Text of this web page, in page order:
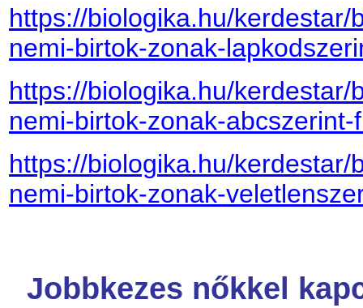
https://biologika.hu/
nemi-birtok-zonak-
https://biologika.hu/
nemi-birtok-zonak-abcszerint-
https://biologika.hu/
nemi-birtok-zonak-
Jobbkezes nőkkel